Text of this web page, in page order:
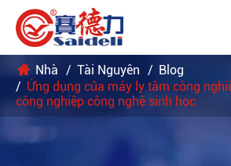
Nhà Tài Nguyên
Blog
Ứng dụng của máy ly tâm công
công nghiệp công nghệ sinh học